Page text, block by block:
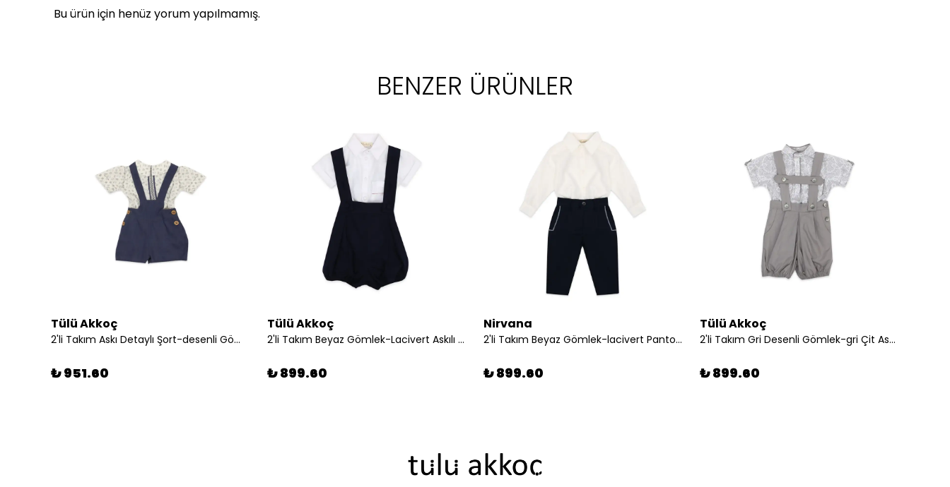
Bu ürün için henüz yorum yapılmamış.
BENZER ÜRÜNLER
Tülü Akkoç
2'li Takım Askı Detaylı Şort-desenli Gömlek
₺ 951.60
Tülü Akkoç
2'li Takım Beyaz Gömlek-Lacivert Askılı Şort
₺ 899.60
Nirvana
2'li Takım Beyaz Gömlek-lacivert Pantolon
₺ 899.60
Tülü Akkoç
2'li Takım Gri Desenli Gömlek-gri Çit Askılı Şort
₺ 899.60